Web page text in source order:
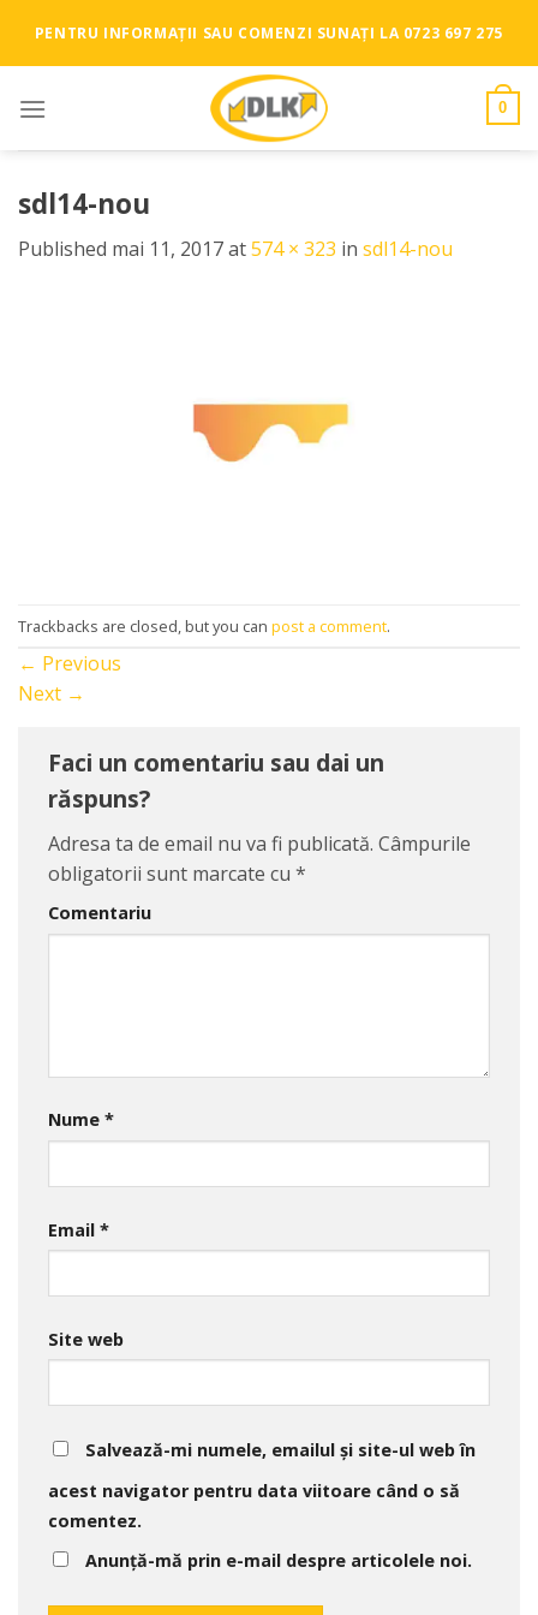
content
PENTRU INFORMAȚII SAU COMENZI SUNAȚI LA 0723 697 275
0
sdl14-nou
Published mai 11, 2017at574 × 323 in sdl14-nou
Trackbacks are closed, but you can post a comment.
← Previous
Next →
Faci un comentariu sau dai un
răspuns?
Adresa ta de email nu va fi publicată. Câmpurile
obligatorii sunt marcate cu *
Comentariu
Nume *
Email *
Site web
Salvează-mi numele, emailul și site-ul web în
acest navigator pentru data viitoare când o să
comentez.
Anunță-mă prin e-mail despre articolele noi.